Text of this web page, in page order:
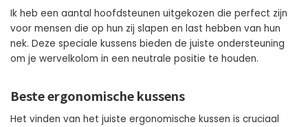
Ik heb een aantal hoofdsteunen uitgekozen die perfect zijn
voor mensen die op hun zij slapen en last hebben van hun
nek. Deze speciale kussens bieden de juiste ondersteuning
om je wervelkolom in een neutrale positie te houden.
Beste ergonomische kussens
Het vinden van het juiste ergonomische kussen is cruciaal